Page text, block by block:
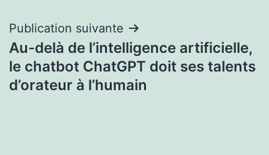
Publication suivante
Au-delà de l’intelligence artificielle,
le chatbot ChatGPT doit ses talents
d’orateur à l’humain